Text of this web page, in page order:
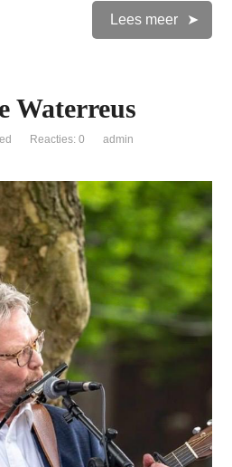
Lees meer
Waterreus
Reacties: 0 admin